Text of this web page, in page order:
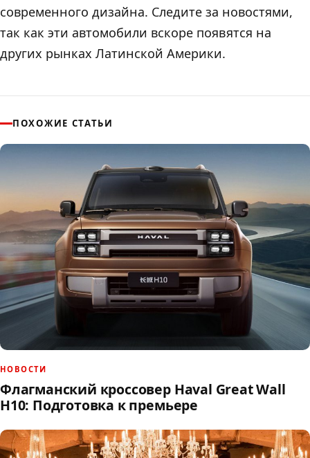
современного дизайна. Следите за новостями,
так как эти автомобили вскоре появятся на
других рынках Латинской Америки.
ПОХОЖИЕ СТАТЬИ
НОВОСТИ
Флагманский кроссовер Haval Great Wall
H10: Подготовка к премьере